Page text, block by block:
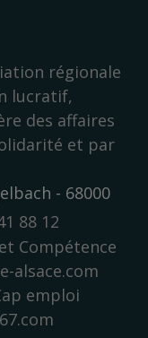
régionale
lucratif,
des affaires
et par
- 68000
88 12
Compétence
alsace.com
emploi